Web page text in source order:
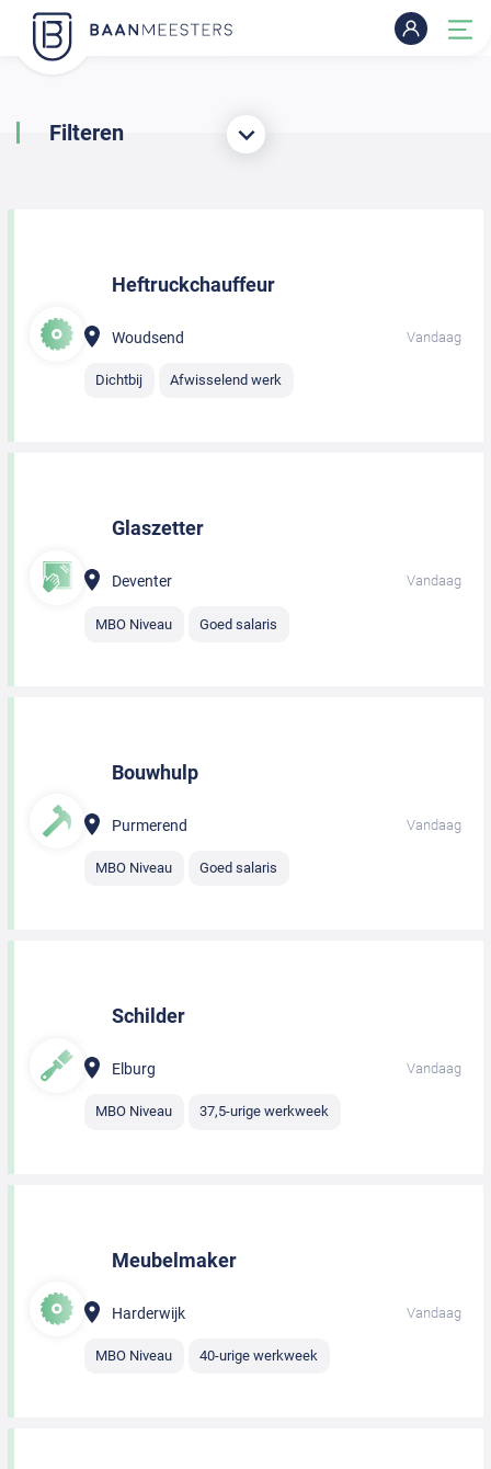
Filteren
Heftruckchauffeur
Woudsend Vandaag
Dichtbij Afwisselend werk
Glaszetter
Deventer Vandaag
MBO Niveau Goed salaris
Bouwhulp
Purmerend Vandaag
MBO Niveau Goed salaris
Schilder
Elburg Vandaag
MBO Niveau 37,5-urige werkweek
Meubelmaker
Harderwijk Vandaag
MBO Niveau 40-urige werkweek